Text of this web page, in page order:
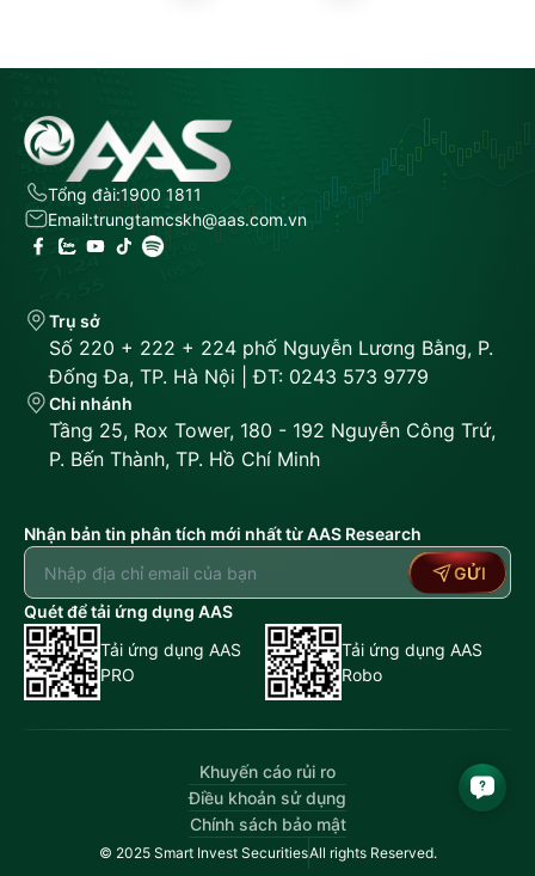
Tổng đài:1900 1811
Email:trungtamcskh@aas.com.vn
Trụ sở
Số 220 + 222 + 224 phố Nguyễn Lương Bằng, P.
Đống Đa, TP. Hà Nội | ĐT: 0243 573 9779
Chi nhánh
Tầng 25, Rox Tower, 180 - 192 Nguyễn Công Trứ,
P. Bến Thành, TP. Hồ Chí Minh
Nhận bản tin phân tích mới nhất từ AAS Research
GỬI
Quét để tải ứng dụng AAS
Tải ứng dụng AAS
PRO
Tải ứng dụng AAS
Robo
Khuyến cáo rủi ro
Điều khoản sử dụng
Chính sách bảo mật
© 2025 Smart Invest SecuritiesAll rights Reserved.